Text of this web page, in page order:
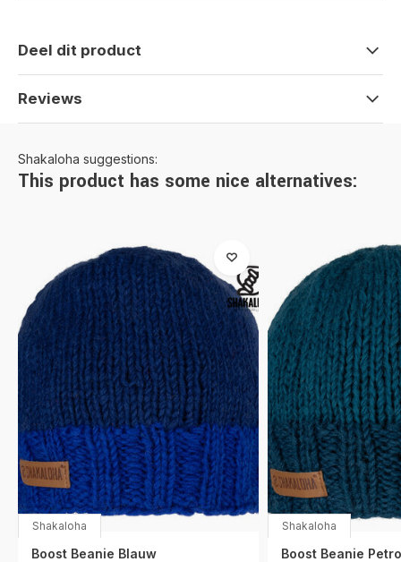
Deel dit product
Reviews
Shakaloha suggestions:
This product has some nice alternatives:
Shakaloha
Boost Beanie Blauw
Shakaloha
Boost Beanie